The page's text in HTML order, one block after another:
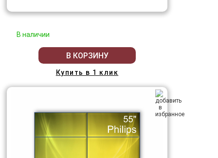
В наличии
В КОРЗИНУ
Купить в 1 клик